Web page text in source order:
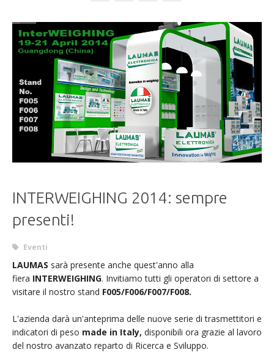
INTERWEIGHING 2014: sempre
presenti!
Eventi
LAUMAS sarà presente anche quest'anno alla
fiera INTERWEIGHING. Invitiamo tutti gli operatori di settore a
visitare il nostro stand F005/F006/F007/F008.
L'azienda darà un'anteprima delle nuove serie di trasmettitori e
indicatori di peso made in Italy, disponibili ora grazie al lavoro
del nostro avanzato reparto di Ricerca e Sviluppo.